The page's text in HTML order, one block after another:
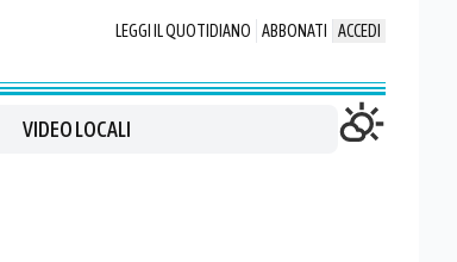
LEGGI IL QUOTIDIANO ABBONATI ACCEDI
VIDEO LOCALI